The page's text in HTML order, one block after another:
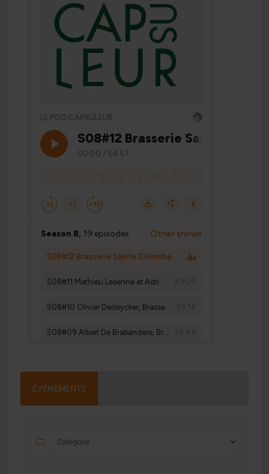
ÉVÉNEMENTS